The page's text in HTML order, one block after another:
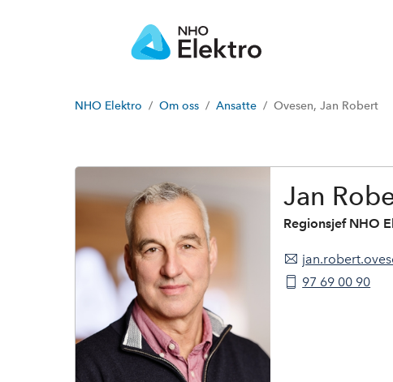
NHO Elektro Om oss Ansatte Ovesen, Jan Robert
n
o
r
t
e
Jan
Regionsjef NHO
97 69 00 90